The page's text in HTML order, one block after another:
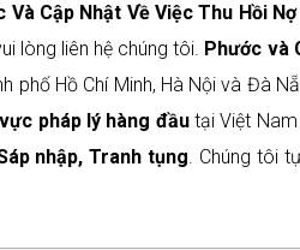
Và Cập Nhật Về Việc Thu Hồi Nợ
lòng liên hệ chúng tôi. Phước và
phố Hồ Chí Minh, Hà Nội và Đà
pháp lý hàng đầutại Việt Nam
nhập, Tranh tụng. Chúng tôi